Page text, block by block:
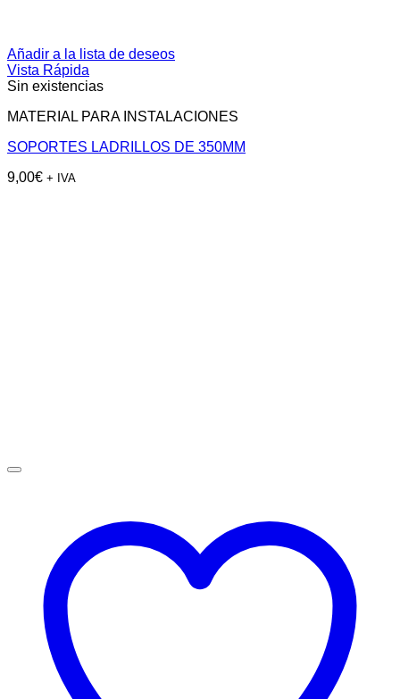
Añadir a la lista de deseos
Vista Rápida
Sin existencias
MATERIAL PARA INSTALACIONES
SOPORTES LADRILLOS DE 350MM
9,00€ + IVA